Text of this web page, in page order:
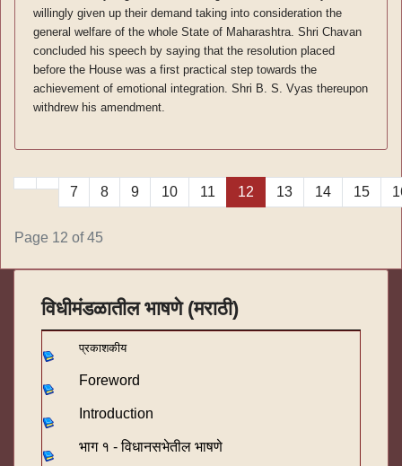
willingly given up their demand taking into consideration the
general welfare of the whole State of Maharashtra. Shri Chavan
concluded his speech by saying that the resolution placed
before the House was a first practical step towards the
achievement of emotional integration. Shri B. S. Vyas thereupon
withdrew his amendment.
7 8 9 10 11 12 13 14 15
Page 12 of 45
विधीमंडळातील भाषणे (मराठी)
प्रकाशकीय
Foreword
Introduction
भाग १ - विधानसभेतील भाषणे